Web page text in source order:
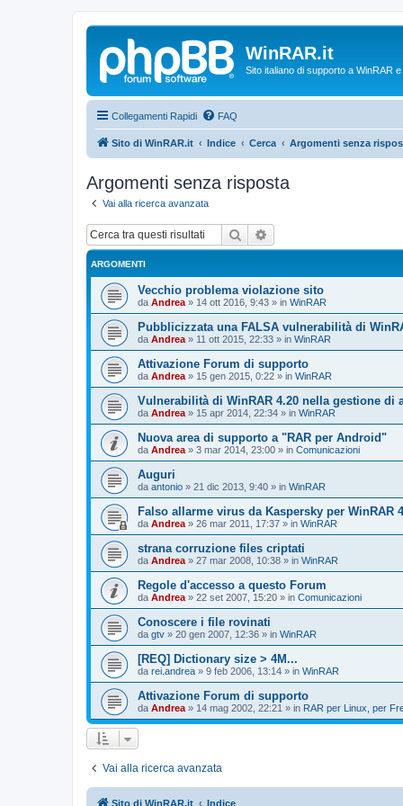
WinRAR.it
Sito italiano di supporto a WinRAR
Collegamenti Rapidi FAQ
Sito di WinRAR.it Indice Cerca Argomenti senza
Argomenti senza risposta
Vai alla ricerca avanzata
Cerca
ARGOMENTI
Vecchio problema violazione sito
da Andrea » 14 ott 2016, 9:43 » in WinRAR
Pubblicizzata una FALSA vulnerabilità di
da Andrea » 11 ott 2015, 22:33 » in WinRAR
Attivazione Forum di supporto
da Andrea » 15 gen 2015, 0:22 » in WinRAR
Vulnerabilità di WinRAR 4.20 nella gestione di
da Andrea » 15 apr 2014, 22:34 » in WinRAR
Nuova area di supporto a "RAR per Android"
da Andrea » 3 mar 2014, 23:00 » in Comunicazioni
Auguri
da antonio » 21 dic 2013, 9:40 » in WinRAR
Falso allarme virus da Kaspersky per WinRAR
da Andrea » 26 mar 2011, 17:37 » in WinRAR
strana corruzione files criptati
da Andrea » 27 mar 2008, 10:38 » in WinRAR
Regole d'accesso a questo Forum
da Andrea » 22 set 2007, 15:20 » in Comunicazioni
Conoscere i file rovinati
da gtv » 20 gen 2007, 12:36 » in WinRAR
[REQ] Dictionary size > 4M...
da rei.andrea » 9 feb 2006, 13:14 » in WinRAR
Attivazione Forum di supporto
da Andrea » 14 mag 2002, 22:21 » in RAR per Linux, per
Vai alla ricerca avanzata
Sito di WinRAR.it Indice